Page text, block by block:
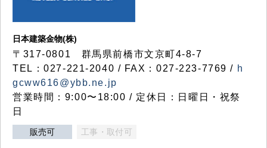
日本建築金物(株)
〒317‐0801 群馬県前橋市文京町4-8-7
TEL：027-221-2040 / FAX：027-223-7769 / h
gcww616@ybb.ne.jp
営業時間：9:00〜18:00 / 定休日：日曜日・祝祭
日
販売可 工事・取付可